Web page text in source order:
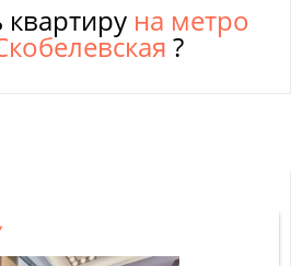
квартиру на метро
?